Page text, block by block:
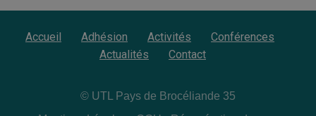
Accueil Adhésion Activités
Conférences
Actualités
Contact
© UTL Pays de Brocéliande 35